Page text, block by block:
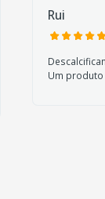
Rui
Um produto